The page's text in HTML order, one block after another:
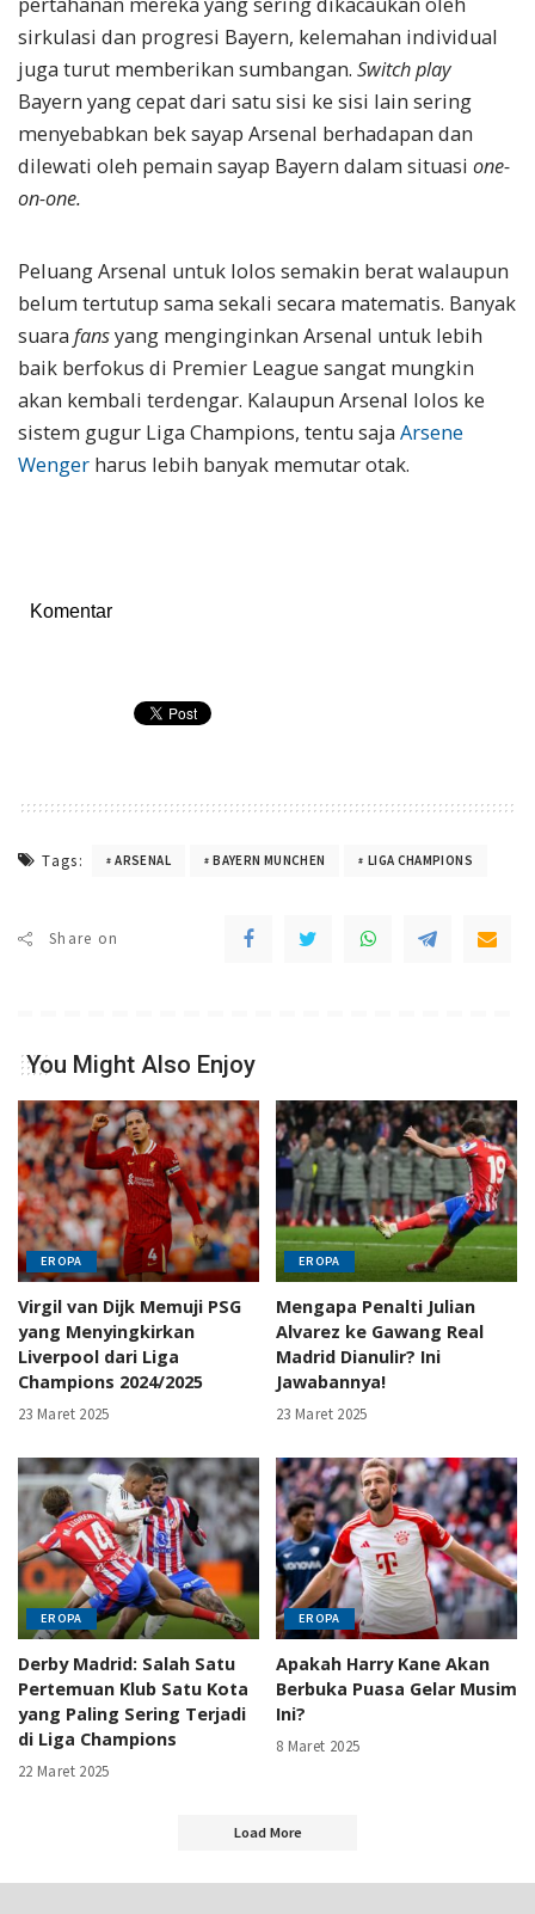
pertahanan mereka yang sering dikacaukan oleh
sirkulasi dan progresi Bayern, kelemahan individual
juga turut memberikan sumbangan. Switch play
Bayern yang cepat dari satu sisi ke sisi lain sering
menyebabkan bek sayap Arsenal berhadapan dan
dilewati oleh pemain sayap Bayern dalam situasi one-
on-one.
Peluang Arsenal untuk lolos semakin berat walaupun
belum tertutup sama sekali secara matematis. Banyak
suara fansyang menginginkan Arsenal untuk lebih
baik berfokus di Premier League sangat mungkin
akan kembali terdengar. Kalaupun Arsenal lolos ke
sistem gugur Liga Champions, tentu saja Arsene
Wenger harus lebih banyak memutar otak.
Komentar
Tags: ARSENAL BAYERN MUNCHEN LIGA CHAMPIONS
Share on
You Might Also Enjoy
EROPA
Virgil van Dijk Memuji PSG
yang Menyingkirkan
Liverpool dari Liga
Champions 2024/2025
23 Maret 2025
EROPA
Mengapa Penalti Julian
Alvarez ke Gawang Real
Madrid Dianulir? Ini
Jawabannya!
23 Maret 2025
EROPA
Derby Madrid: Salah Satu
Pertemuan Klub Satu Kota
yang Paling Sering Terjadi
di Liga Champions
22 Maret 2025
EROPA
Apakah Harry Kane Akan
Berbuka Puasa Gelar Musim
Ini?
8 Maret 2025
Load More